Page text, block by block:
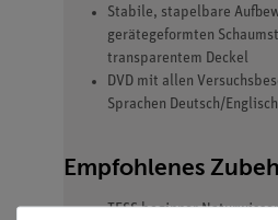
Stabile, stapelbare
gerätegeformten
transparentem Deckel
DVD mit allen
Sprachen Deutsch/
Empfohlenes
TESS beginner